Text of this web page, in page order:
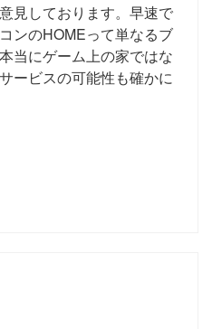
見しております。早速で
ンのHOMEって単なるブ
当にゲーム上の家ではな
ービスの可能性も確かに